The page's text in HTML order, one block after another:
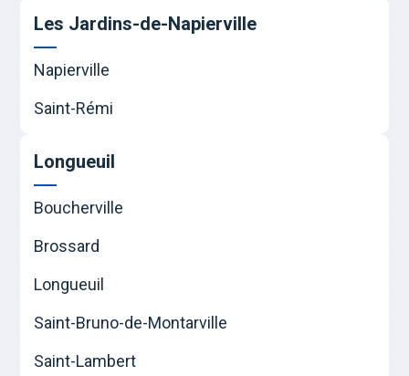
Les Jardins-de-Napierville
Napierville
Saint-Rémi
Longueuil
Boucherville
Brossard
Longueuil
Saint-Bruno-de-Montarville
Saint-Lambert